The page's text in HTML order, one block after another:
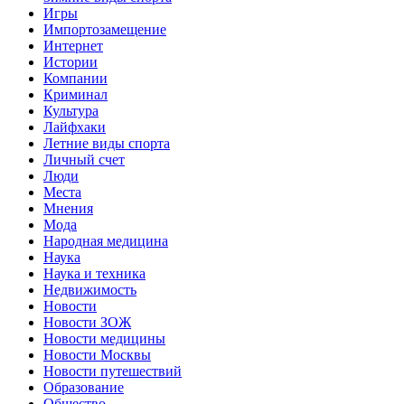
Игры
Импортозамещение
Интернет
Истории
Компании
Криминал
Культура
Лайфхаки
Летние виды спорта
Личный счет
Люди
Места
Мнения
Мода
Народная медицина
Наука
Наука и техника
Недвижимость
Новости
Новости ЗОЖ
Новости медицины
Новости Москвы
Новости путешествий
Образование